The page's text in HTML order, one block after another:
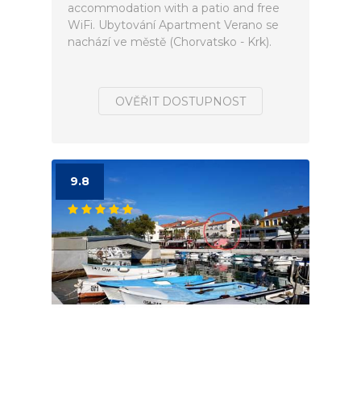
accommodation with a patio and free
WiFi. Ubytování Apartment Verano se
nachází ve městě (Chorvatsko - Krk).
OVĚŘIT DOSTUPNOST
9.8